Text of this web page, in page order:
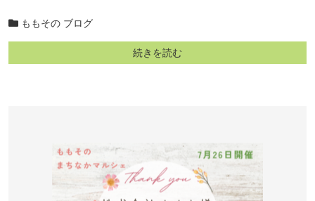
ももその ブログ
続きを読む